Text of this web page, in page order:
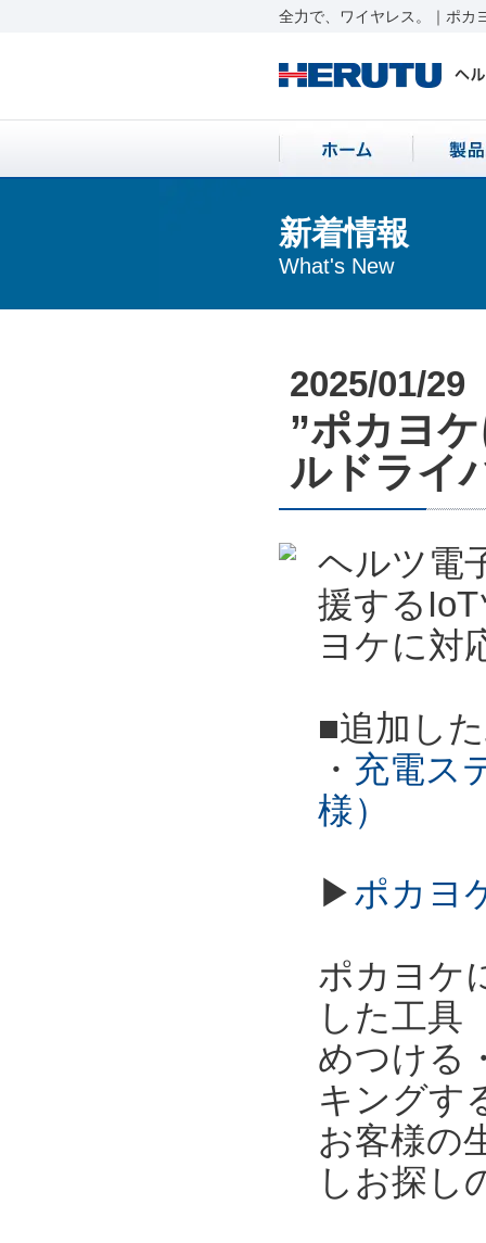
全力で、ワイヤレス。｜ポカ
新着情報
What's New
2025/01/29
”ポカヨ
ルドライ
ヘルツ電
援する
ヨケに対
■追加し
・ 充電ス
様）
▶ポカヨ
ポカヨケ
した工具
めつける
キングす
お客様の
しお探し